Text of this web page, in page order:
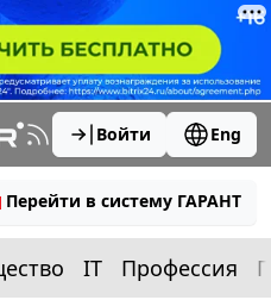
Войти Eng
Перейти в систему ГАРАНТ
IT Профессия